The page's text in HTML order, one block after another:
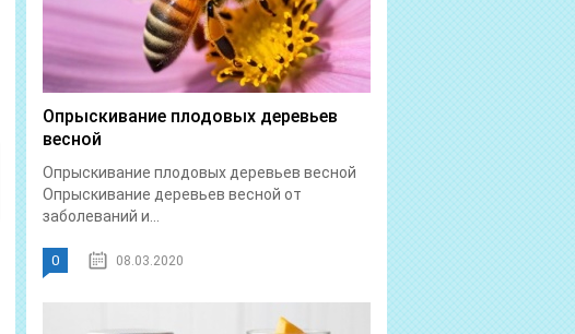
Опрыскивание плодовых деревьев
весной
Опрыскивание плодовых деревьев весной
Опрыскивание деревьев весной от
заболеваний и...
0 08.03.2020